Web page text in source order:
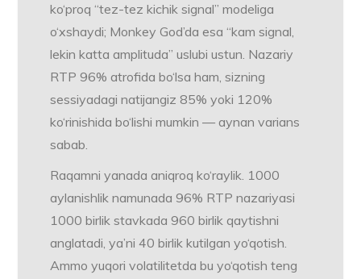
ko‘proq “tez-tez kichik signal” modeliga
o‘xshaydi; Monkey God’da esa “kam signal,
lekin katta amplituda” uslubi ustun. Nazariy
RTP 96% atrofida bo‘lsa ham, sizning
sessiyadagi natijangiz 85% yoki 120%
ko‘rinishida bo‘lishi mumkin — aynan varians
sabab.
Raqamni yanada aniqroq ko‘raylik. 1000
aylanishlik namunada 96% RTP nazariyasi
1000 birlik stavkada 960 birlik qaytishni
anglatadi, ya’ni 40 birlik kutilgan yo‘qotish.
Ammo yuqori volatilitetda bu yo‘qotish teng